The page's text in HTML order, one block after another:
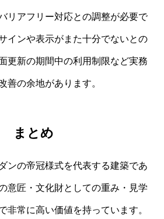
リアフリー対応との調整が必要で
インや表示がまた十分でないとの
更新の期間中の利用制限など実務
善の余地があります。
まとめ
ンの帝冠様式を代表する建築であ
意匠・文化財としての重み・見学
非常に高い価値を持っています。